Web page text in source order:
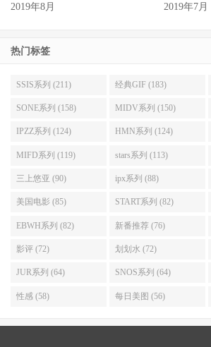
2019年8月
2019年7月
热门标签
SSIS系列 (211) 经典GIF (183)
SONE系列 (158) MIDV系列 (150)
IPZZ系列 (124) HMN系列 (124)
MIFD系列 (119) stars系列 (113)
三上悠亚 (90) ipx系列 (88)
美国电影 (85) START系列 (82)
EBWH系列 (82) 新番推荐 (76)
影评 (72) 划划水 (72)
JUR系列 (64) SNOS系列 (64)
性感 (58) 每日美图 (56)